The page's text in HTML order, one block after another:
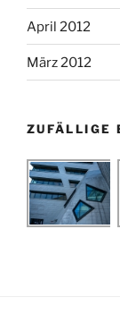
April 2012
März 2012
ZUFÄLLIGE